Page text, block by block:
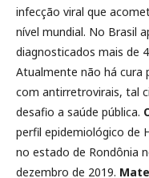
infecção viral que
nível mundial. No Brasil
diagnosticados mais de
Atualmente não há cura
com antirretrovirais, tal
desafio a saúde pública.
perfil epidemiológico de
no estado de Rondônia
dezembro de 2019.